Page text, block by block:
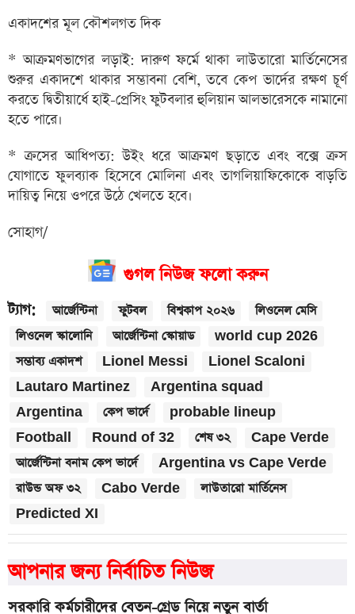
একাদশের মূল কৌশলগত দিক
* আক্রমণভাগের লড়াই: দারুণ ফর্মে থাকা লাউতারো মার্তিনেসের
শুরুর একাদশে থাকার সম্ভাবনা বেশি, তবে কেপ ভার্দের রক্ষণ চূর্ণ
করতে দ্বিতীয়ার্ধে হাই-প্রেসিং ফুটবলার হুলিয়ান আলভারেসকে নামানো
হতে পারে।
* ক্রসের আধিপত্য: উইং ধরে আক্রমণ ছড়াতে এবং বক্সে ক্রস
যোগাতে ফুলব্যাক হিসেবে মোলিনা এবং তাগলিয়াফিকোকে বাড়তি
দায়িত্ব নিয়ে ওপরে উঠে খেলতে হবে।
সোহাগ/
গুগল নিউজ ফলো করুন
ট্যাগ: আর্জেন্টিনা ফুটবল বিশ্বকাপ ২০২৬
লিওনেল মেসি
লিওনেল স্কালোনি
আর্জেন্টিনা স্কোয়াড
world cup 2026
সম্ভাব্য একাদশ
Lionel Messi
Lionel Scaloni
Lautaro Martinez
Argentina squad
Argentina
কেপ ভার্দে
probable lineup
Football
Round of 32 শেষ ৩২
Cape Verde
আর্জেন্টিনা বনাম কেপ ভার্দে
Argentina vs Cape Verde
রাউন্ড অফ ৩২
Cabo Verde
লাউতারো মার্তিনেস
Predicted XI
আপনার জন্য নির্বাচিত নিউজ
সরকারি কর্মচারীদের বেতন-গ্রেড নিয়ে নতুন বার্তা